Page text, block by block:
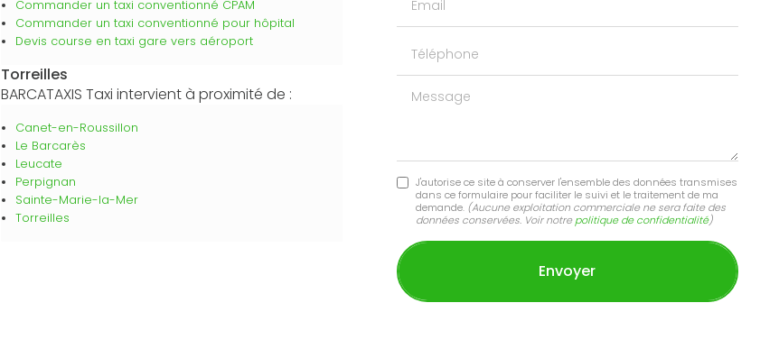
Commander un taxi conventionné CPAM
Commander un taxi conventionné pour hôpital
Devis course en taxi gare vers aéroport
Torreilles
BARCATAXIS Taxi intervient à proximité de :
Canet-en-Roussillon
Le Barcarès
Leucate
Perpignan
Sainte-Marie-la-Mer
Torreilles
Message
J'autorise ce site à conserver l'ensemble des données transmises
dans ce formulaire pour faciliter le suivi et le traitement de ma
demande. (Aucune exploitation commerciale ne sera faite des
données conservées. Voir notre politique de confidentialité)